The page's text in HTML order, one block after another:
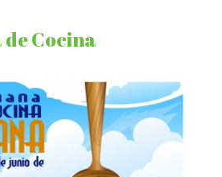
de Cocina